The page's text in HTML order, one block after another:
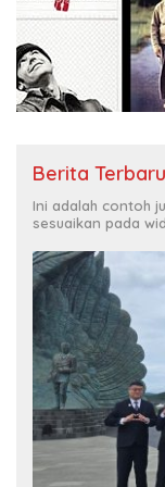
Berita Terbaru
Ini adalah contoh
sesuaikan pada